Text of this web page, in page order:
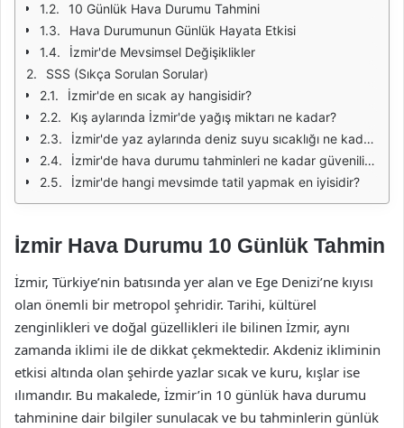
10 Günlük Hava Durumu Tahmini
Hava Durumunun Günlük Hayata Etkisi
İzmir'de Mevsimsel Değişiklikler
SSS (Sıkça Sorulan Sorular)
İzmir'de en sıcak ay hangisidir?
Kış aylarında İzmir'de yağış miktarı ne kadar?
İzmir'de yaz aylarında deniz suyu sıcaklığı ne kadardır?
İzmir'de hava durumu tahminleri ne kadar güvenilirdir?
İzmir'de hangi mevsimde tatil yapmak en iyisidir?
İzmir Hava Durumu 10 Günlük Tahmin
İzmir, Türkiye’nin batısında yer alan ve Ege Denizi’ne kıyısı
olan önemli bir metropol şehridir. Tarihi, kültürel
zenginlikleri ve doğal güzellikleri ile bilinen İzmir, aynı
zamanda iklimi ile de dikkat çekmektedir. Akdeniz ikliminin
etkisi altında olan şehirde yazlar sıcak ve kuru, kışlar ise
ılımandır. Bu makalede, İzmir’in 10 günlük hava durumu
tahminine dair bilgiler sunulacak ve bu tahminlerin günlük